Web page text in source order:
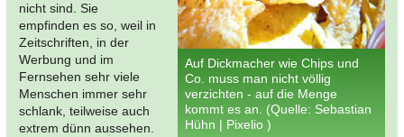
Auf Dickmacher wie Chips und
Co. muss man nicht völlig
verzichten - auf die Menge
kommt es an. (Quelle: Sebastian
Hühn | Pixelio )
nicht sind. Sie
empfinden es so, weil in
Zeitschriften, in der
Werbung und im
Fernsehen sehr viele
Menschen immer sehr
schlank, teilweise auch
extrem dünn aussehen.